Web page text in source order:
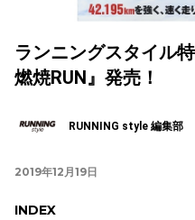
ランニングスタイル
燃焼RUN』発売！
RUNNING style 編集部
2019年12月19日
INDEX